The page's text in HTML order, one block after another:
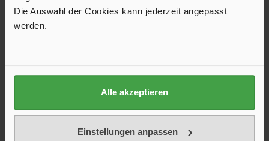
Die Auswahl der Cookies kann jederzeit angepasst
werden.
Alle akzeptieren
Einstellungen anpassen
Pizzastein hält Temperaturen bis 300 °C stand.
24,95 €*